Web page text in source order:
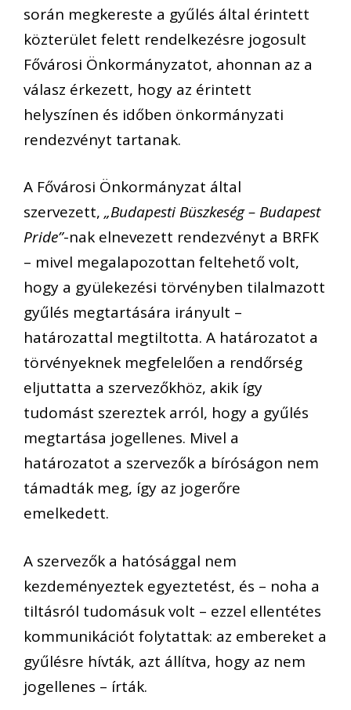
során megkereste a gyűlés által érintett
közterület felett rendelkezésre jogosult
Fővárosi Önkormányzatot, ahonnan az a
válasz érkezett, hogy az érintett
helyszínen és időben önkormányzati
rendezvényt tartanak.
A Fővárosi Önkormányzat által
szervezett, „Budapesti Büszkeség – Budapest
Pride”-nak elnevezett rendezvényt a BRFK
– mivel megalapozottan feltehető volt,
hogy a gyülekezési törvényben tilalmazott
gyűlés megtartására irányult –
határozattal megtiltotta. A határozatot a
törvényeknek megfelelően a rendőrség
eljuttatta a szervezőkhöz, akik így
tudomást szereztek arról, hogy a gyűlés
megtartása jogellenes. Mivel a
határozatot a szervezők a bíróságon nem
támadták meg, így az jogerőre
emelkedett.
A szervezők a hatósággal nem
kezdeményeztek egyeztetést, és – noha a
tiltásról tudomásuk volt – ezzel ellentétes
kommunikációt folytattak: az embereket a
gyűlésre hívták, azt állítva, hogy az nem
jogellenes – írták.